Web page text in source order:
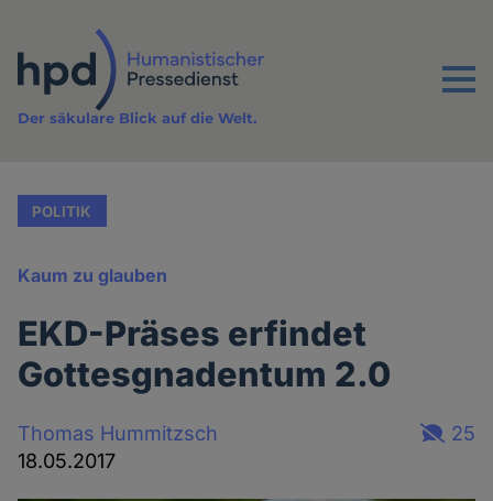
Inhalt
Menu
Der säkulare Blick auf die Welt.
POLITIK
Kaum zu glauben
EKD-Präses erfindet
Gottesgnadentum 2.0
Thomas Hummitzsch
18.05.2017
25